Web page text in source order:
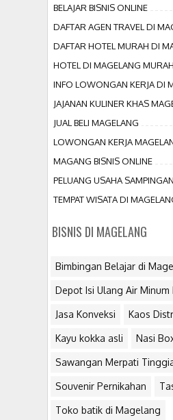
BELAJAR BISNIS ONLINE
DAFTAR AGEN TRAVEL DI
DAFTAR HOTEL MURAH DI
HOTEL DI MAGELANG MURAH
INFO LOWONGAN KERJA DI
JAJANAN KULINER KHAS
JUAL BELI MAGELANG
LOWONGAN KERJA
MAGANG BISNIS ONLINE
PELUANG USAHA SAMPINGAN
TEMPAT WISATA DI
BISNIS DI MAGELANG
Bimbingan Belajar di
Depot Isi Ulang Air
Jasa Konveksi Kaos
Kayu kokka asli Nasi
Sawangan Merpati
Souvenir Pernikahan
Toko batik di Magelang